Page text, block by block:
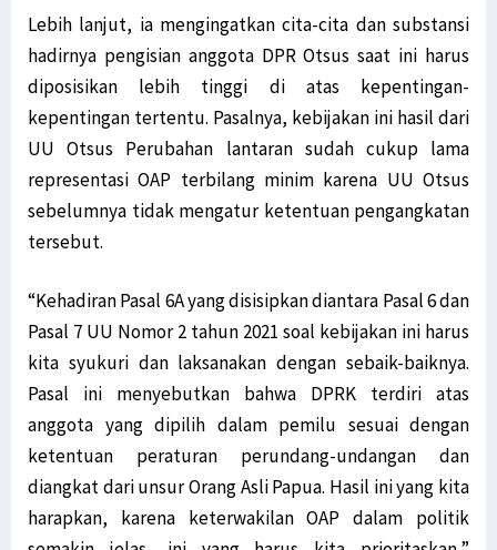
Lebih lanjut, ia mengingatkan cita-cita dan substansi
hadirnya pengisian anggota DPR Otsus saat ini harus
diposisikan lebih tinggi di atas kepentingan-
kepentingan tertentu. Pasalnya, kebijakan ini hasil dari
UU Otsus Perubahan lantaran sudah cukup lama
representasi OAP terbilang minim karena UU Otsus
sebelumnya tidak mengatur ketentuan pengangkatan
tersebut.
“Kehadiran Pasal 6A yang disisipkan diantara Pasal 6 dan
Pasal 7 UU Nomor 2 tahun 2021 soal kebijakan ini harus
kita syukuri dan laksanakan dengan sebaik-baiknya.
Pasal ini menyebutkan bahwa DPRK terdiri atas
anggota yang dipilih dalam pemilu sesuai dengan
ketentuan peraturan perundang-undangan dan
diangkat dari unsur Orang Asli Papua. Hasil ini yang kita
harapkan, karena keterwakilan OAP dalam politik